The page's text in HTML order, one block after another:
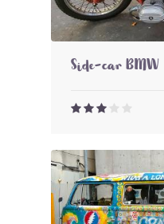
Side-car BMW